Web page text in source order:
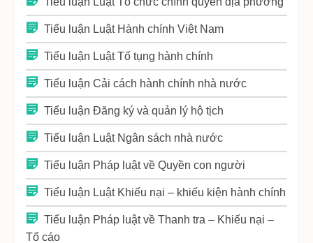
Tiểu luận Luật Hành chính Việt Nam
Tiểu luận Luật Tố tụng hành chính
Tiểu luận Cải cách hành chính nhà nước
Tiểu luận Đăng ký và quản lý hộ tịch
Tiểu luận Luật Ngân sách nhà nước
Tiểu luận Pháp luật về Quyền con người
Tiểu luận Luật Khiếu nại – khiếu kiện hành chính
Tiểu luận Pháp luật về Thanh tra – Khiếu nại –
Tố cáo